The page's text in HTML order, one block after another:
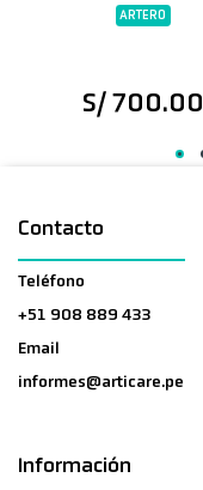
ARTERO
S/ 700.00
Contacto
Teléfono
+51 908 889 433
Email
informes@articare.pe
Información